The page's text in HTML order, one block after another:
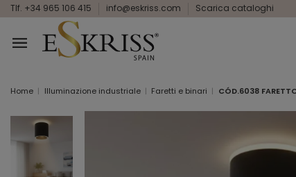
Tlf. +34 965 106 415 info@eskriss.com Scarica cataloghi
Home Illuminazione industriale Faretti e binari CÓD.6038